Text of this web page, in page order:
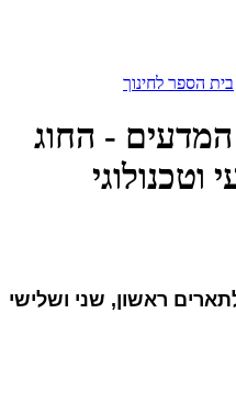
בית הספר לחינוך
- החוג
ראשון, שני ושלישי